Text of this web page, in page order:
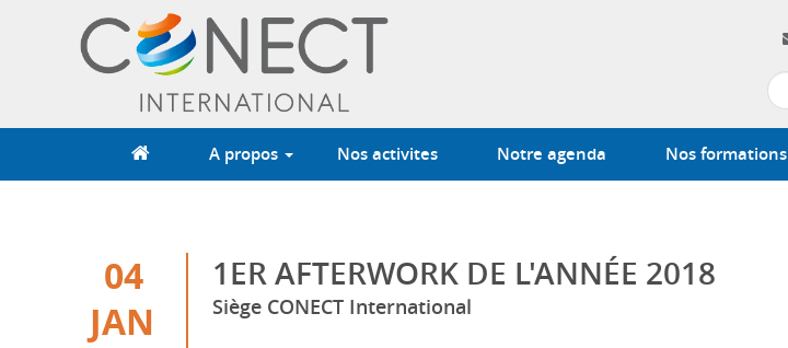
A propos Nos activites Notre agenda Nos formations
04
JAN
1ER AFTERWORK DE L'ANNÉE 2018
Siège CONECT International